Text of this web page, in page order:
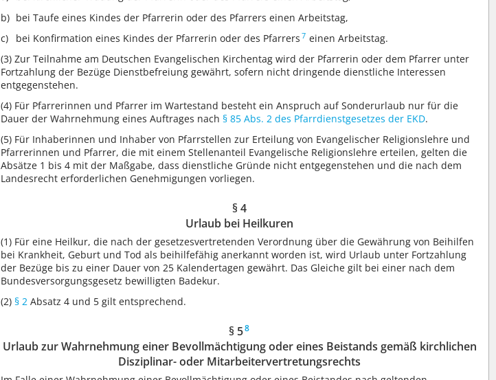
bei Taufe eines Kindes der Pfarrerin oder des Pfarrers einen Arbeitstag,
bei Konfirmation eines Kindes der Pfarrerin oder des Pfarrers 7 einen Arbeitstag.
(3) Zur Teilnahme am Deutschen Evangelischen Kirchentag wird der Pfarrerin oder dem Pfarrer unter
Fortzahlung der Bezüge Dienstbefreiung gewährt, sofern nicht dringende dienstliche Interessen
entgegenstehen.
(4) Für Pfarrerinnen und Pfarrer im Wartestand besteht ein Anspruch auf Sonderurlaub nur für die
Dauer der Wahrnehmung eines Auftrages nach§ 85 Abs. 2 des Pfarrdienstgesetzes der EKD.
(5) Für Inhaberinnen und Inhaber von Pfarrstellen zur Erteilung von Evangelischer Religionslehre und
Pfarrerinnen und Pfarrer, die mit einem Stellenanteil Evangelische Religionslehre erteilen, gelten die
Absätze 1 bis 4 mit der Maßgabe, dass dienstliche Gründe nicht entgegenstehen und die nach dem
Landesrecht erforderlichen Genehmigungen vorliegen.
§ 4
Urlaub bei Heilkuren
(1) Für eine Heilkur, die nach der gesetzesvertretenden Verordnung über die Gewährung von Beihilfen
bei Krankheit, Geburt und Tod als beihilfefähig anerkannt worden ist, wird Urlaub unter Fortzahlung
der Bezüge bis zu einer Dauer von 25 Kalendertagen gewährt. Das Gleiche gilt bei einer nach dem
Bundesversorgungsgesetz bewilligten Badekur.
(2) § 2 Absatz 4 und 5 gilt entsprechend.
§ 58
Urlaub zur Wahrnehmung einer Bevollmächtigung oder eines Beistands gemäß kirchlichen
Disziplinar- oder Mitarbeitervertretungsrechts